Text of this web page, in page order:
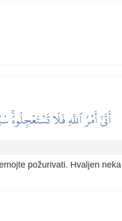
أَتَىٰٓ أَمۡرُ ٱللَّهِ فَلَا
požurivati. Hvaljen